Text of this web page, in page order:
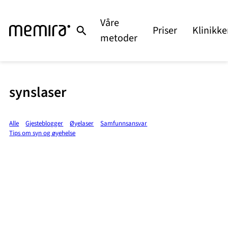
Våre
metoder
Priser
synslaser
Alle Gjesteblogger Øyelaser
Samfunnsansvar
Tips om syn og øyehelse